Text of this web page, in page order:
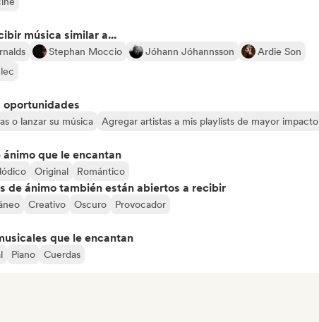
música similar a...
Stephan Moccio Jóhann Jóhannsson
Ardie Son
oportunidades
o lanzar su música Agregar artistas a mis playlists de mayor impacto
ánimo que le encantan
Original Romántico
de ánimo también están abiertos a recibir
Creativo Oscuro Provocador
que le encantan
Piano Cuerdas